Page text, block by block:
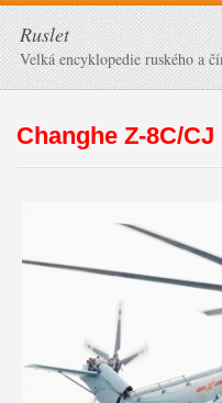
Ruslet
Velká encyklopedie ruského a
Changhe Z-8C/CJ